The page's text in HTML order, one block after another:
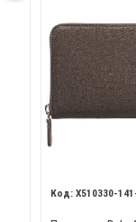
X510330-